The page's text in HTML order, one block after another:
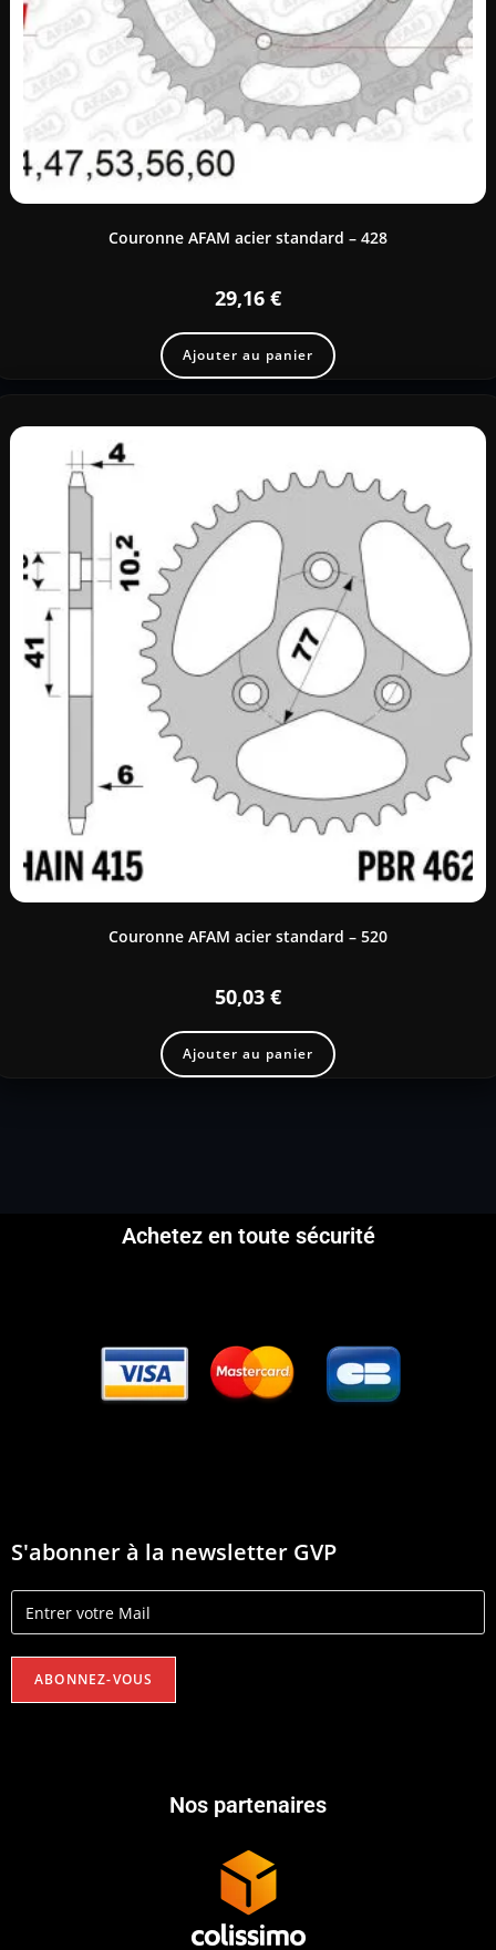
Couronne AFAM acier standard – 428
29,16 €
Ajouter au panier
Couronne AFAM acier standard – 520
50,03 €
Ajouter au panier
Achetez en toute sécurité
S'abonner à la newsletter GVP
Nos partenaires